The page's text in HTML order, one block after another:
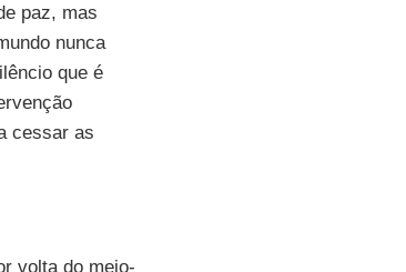
paz, mas
nunca
que é
cessar as
volta do meio-